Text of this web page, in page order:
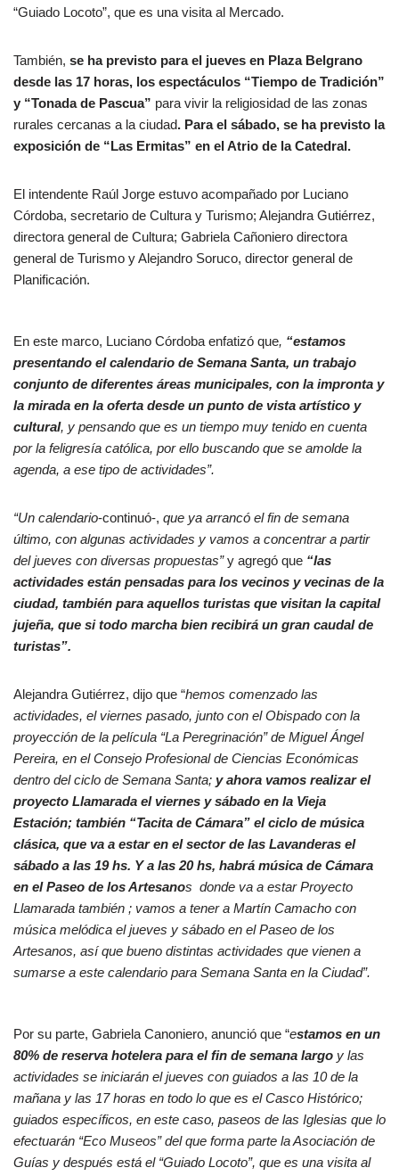
“Guiado Locoto”, que es una visita al Mercado.
También, se ha previsto para el jueves en Plaza Belgrano
desde las 17 horas, los espectáculos “Tiempo de Tradición”
y “Tonada de Pascua” para vivir la religiosidad de las zonas
rurales cercanas a la ciudad. Para el sábado, se ha previsto la
exposición de “Las Ermitas” en el Atrio de la Catedral.
El intendente Raúl Jorge estuvo acompañado por Luciano
Córdoba, secretario de Cultura y Turismo; Alejandra Gutiérrez,
directora general de Cultura; Gabriela Cañoniero directora
general de Turismo y Alejandro Soruco, director general de
Planificación.
En este marco, Luciano Córdoba enfatizó que, “estamos
presentando el calendario de Semana Santa, un trabajo
conjunto de diferentes áreas municipales, con la impronta y
la mirada en la oferta desde un punto de vista artístico y
cultural, y pensando que es un tiempo muy tenido en cuenta
por la feligresía católica, por ello buscando que se amolde la
agenda, a ese tipo de actividades”.
“Un calendario-continuó-, que ya arrancó el fin de semana
último, con algunas actividades y vamos a concentrar a partir
del jueves con diversas propuestas”y agregó que “las
actividades están pensadas para los vecinos y vecinas de la
ciudad, también para aquellos turistas que visitan la capital
jujeña, que si todo marcha bien recibirá un gran caudal de
turistas”.
Alejandra Gutiérrez, dijo que “hemos comenzado las
actividades, el viernes pasado, junto con el Obispado con la
proyección de la película “La Peregrinación” de Miguel Ángel
Pereira, en el Consejo Profesional de Ciencias Económicas
dentro del ciclo de Semana Santa; y ahora vamos realizar el
proyecto Llamarada el viernes y sábado en la Vieja
Estación; también “Tacita de Cámara” el ciclo de música
clásica, que va a estar en el sector de las Lavanderas el
sábado a las 19 hs. Y a las 20 hs, habrá música de Cámara
en el Paseo de los Artesanos donde va a estar Proyecto
Llamarada también ; vamos a tener a Martín Camacho con
música melódica el jueves y sábado en el Paseo de los
Artesanos, así que bueno distintas actividades que vienen a
sumarse a este calendario para Semana Santa en la Ciudad”.
Por su parte, Gabriela Canoniero, anunció que “estamos en un
80% de reserva hotelera para el fin de semana largo y las
actividades se iniciarán el jueves con guiados a las 10 de la
mañana y las 17 horas en todo lo que es el Casco Histórico;
guiados específicos, en este caso, paseos de las Iglesias que lo
efectuarán “Eco Museos” del que forma parte la Asociación de
Guías y después está el “Guiado Locoto”, que es una visita al